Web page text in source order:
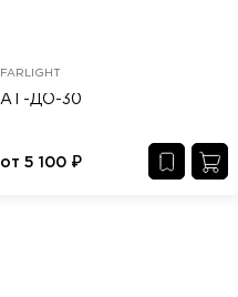
FARLIGHT
АТ-ДО-30
от 5 100 ₽